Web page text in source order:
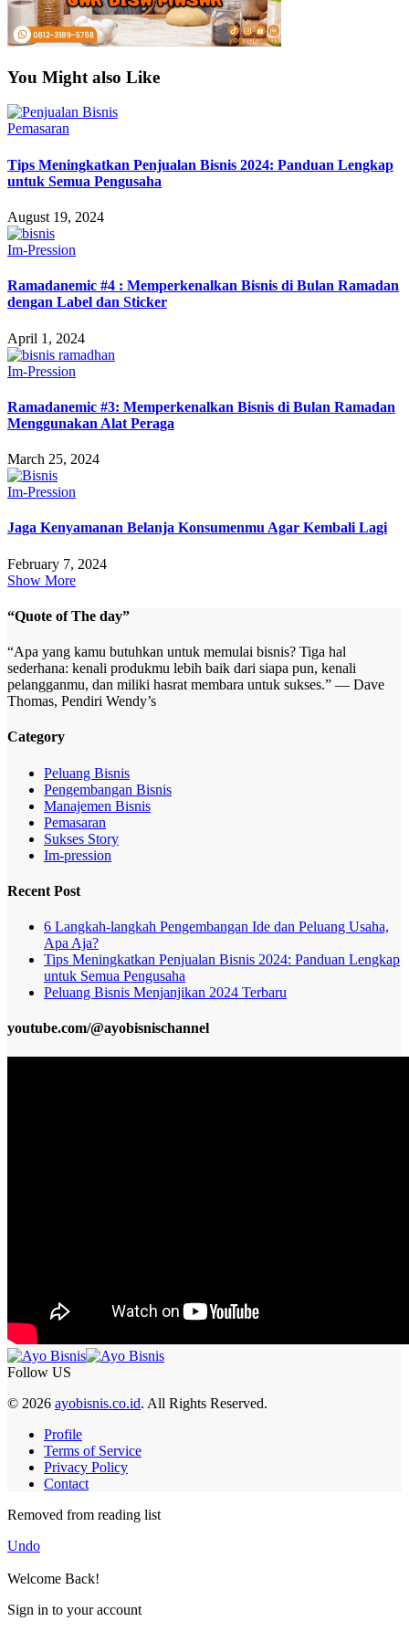
You Might also Like
Pemasaran
Tips Meningkatkan Penjualan Bisnis 2024: Panduan Lengkap
untuk Semua Pengusaha
August 19, 2024
Im-Pression
Ramadanemic #4 : Memperkenalkan Bisnis di Bulan Ramadan
dengan Label dan Sticker
April 1, 2024
Im-Pression
Ramadanemic #3: Memperkenalkan Bisnis di Bulan Ramadan
Menggunakan Alat Peraga
March 25, 2024
Im-Pression
Jaga Kenyamanan Belanja Konsumenmu Agar Kembali Lagi
February 7, 2024
Show More
“Quote of The day”
“Apa yang kamu butuhkan untuk memulai bisnis? Tiga hal
sederhana: kenali produkmu lebih baik dari siapa pun, kenali
pelangganmu, dan miliki hasrat membara untuk sukses.” — Dave
Thomas, Pendiri Wendy’s
Category
Peluang Bisnis
Pengembangan Bisnis
Manajemen Bisnis
Pemasaran
Sukses Story
Im-pression
Recent Post
6 Langkah-langkah Pengembangan Ide dan Peluang Usaha,
Apa Aja?
Tips Meningkatkan Penjualan Bisnis 2024: Panduan Lengkap
untuk Semua Pengusaha
Peluang Bisnis Menjanjikan 2024 Terbaru
youtube.com/@ayobisnischannel
Follow US
© 2026 ayobisnis.co.id. All Rights Reserved.
Profile
Terms of Service
Privacy Policy
Contact
Removed from reading list
Undo
Welcome Back!
Sign in to your account